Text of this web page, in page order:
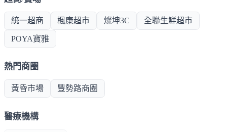
統一超商 楓康超市 燦坤3C 全聯生鮮超市
POYA寶雅
熱門商圈
黃昏市場 豐勢路商圈
醫療機構